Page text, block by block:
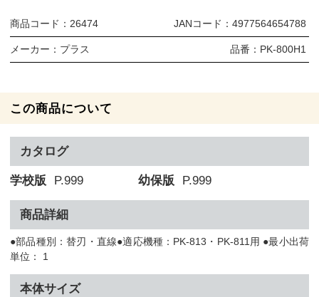
商品コード： 26474 JANコード： 4977564654788
メーカー： プラス 品番： PK-800H1
この商品について
カタログ
学校版 P.999 幼保版 P.999
商品詳細
●部品種別：替刃・直線●適応機種：PK-813・PK-811用 ●最小出荷
単位： 1
本体サイズ